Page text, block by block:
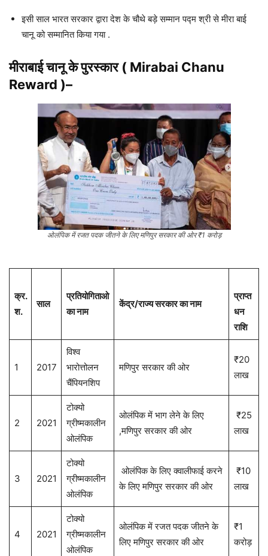
इसी साल भारत सरकार द्वारा देश के चौथे बड़े सम्मान पद्म श्री से मीरा बाई
चानू को सम्मानित किया गया .
मीराबाई चानूके पुरस्कार ( Mirabai Chanu
Reward )–
ओलंपिक में रजत पदक जीतने के लिए मणिपुर सरकार की ओर ₹1 करोड़
क्र.
श.
साल
प्रतियोगिताओ
का नाम
केंद्र/राज्य सरकार का नाम
प्राप्त
धन
राशि
1 2017
विश्व
भारोत्तोलन
चैंपियनशिप
मणिपुर सरकार की ओर
₹20
लाख
2 2021
टोक्यो
ग्रीष्मकालीन
ओलंपिक
ओलंपिक में भाग लेने के लिए
,मणिपुर सरकार की ओर
₹25
लाख
3 2021
टोक्यो
ग्रीष्मकालीन
ओलंपिक
ओलंपिक के लिए क्वालीफाई करने
के लिए मणिपुर सरकार की ओर
₹10
लाख
4 2021
टोक्यो
ग्रीष्मकालीन
ओलंपिक
ओलंपिक में रजत पदक जीतने के
लिए मणिपुर सरकार की ओर
₹1
करोड़